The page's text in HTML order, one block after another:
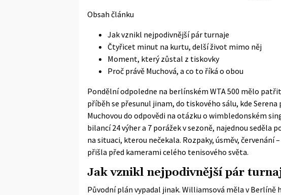
Obsah článku
Jak vznikl nejpodivnější pár turnaje
Čtyřicet minut na kurtu, delší život mimo něj
Moment, který zůstal z tiskovky
Proč právě Muchová, a co to říká o obou
Pondělní odpoledne na berlínském WTA 500 mělo
příběh se přesunul jinam, do tiskového sálu, kde
Muchovou do odpovědi na otázku o wimbledonském
bilancí 24 výher a 7 porážek v sezoně, najednou
na situaci, kterou nečekala. Rozpaky, úsměv, červenání
přišla před kamerami celého tenisového světa.
Jak vznikl nejpodivnější pár
Původní plán vypadal jinak. Williamsová měla v